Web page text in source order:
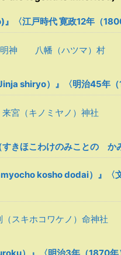
』〈江戸時代 寛政12年（
明神 八幡（ハツマ）村
shiryo）』〈明治45年
宮（キノミヤノ）神社
きほこわけのみことの か
kosho dodai）』〈
（スキホコワケノ）命神社
）』〈明治3年（1870